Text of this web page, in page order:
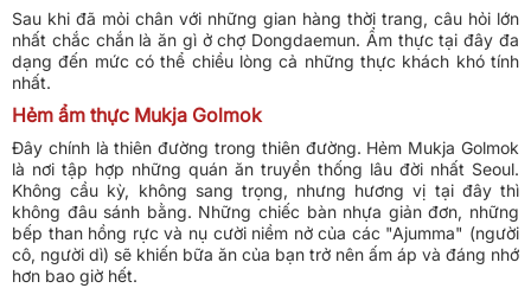
Sau khi đã mỏi chân với những gian hàng thời trang, câu hỏi lớn
nhất chắc chắn là ăn gì ở chợ Dongdaemun. Ẩm thực tại đây đa
dạng đến mức có thể chiều lòng cả những thực khách khó tính
nhất.
Hẻm ẩm thực Mukja Golmok
Đây chính là thiên đường trong thiên đường. Hẻm Mukja Golmok
là nơi tập hợp những quán ăn truyền thống lâu đời nhất Seoul.
Không cầu kỳ, không sang trọng, nhưng hương vị tại đây thì
không đâu sánh bằng. Những chiếc bàn nhựa giản đơn, những
bếp than hồng rực và nụ cười niềm nở của các "Ajumma" (người
cô, người dì) sẽ khiến bữa ăn của bạn trở nên ấm áp và đáng nhớ
hơn bao giờ hết.